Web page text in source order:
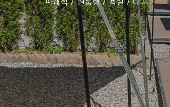
파쇄석 / 원룸형 / 욕실 / 타프